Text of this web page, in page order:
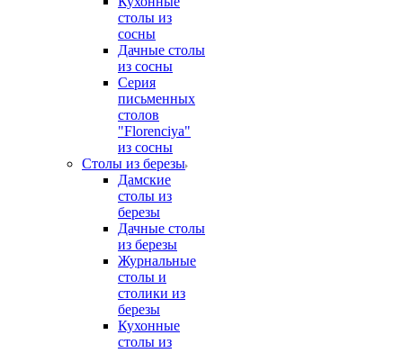
столы из
сосны
Дачные столы
из сосны
Серия
письменных
столов
"Florenciya"
из сосны
Столы из березы
Дамские
столы из
березы
Дачные столы
из березы
Журнальные
столы и
столики из
березы
Кухонные
столы из